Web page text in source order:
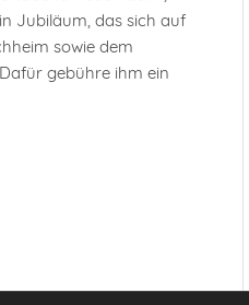
Jubiläum, das sich auf
sowie dem
gebühre ihm ein